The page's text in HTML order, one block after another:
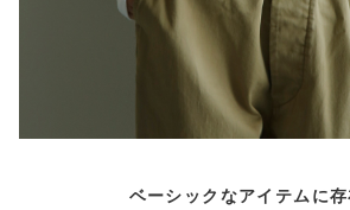
ベーシックなアイテムに